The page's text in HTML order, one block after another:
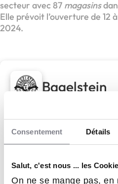
Consentement Détails
Salut, c'est nous ... les
On ne se mange pas, en
secteur avec 87 magasins
Elle prévoit l’ouverture de 12
2024.
Bagelstein
Découvrir le